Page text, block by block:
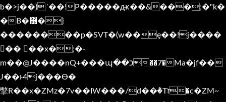
b�>j��)΄��!P�����ԫ��&���;�"k�
�B�޶�}
��������p�SVT�(w��ę��!j����
�� ��x�;�-
m��@J����nQ+���պ��כ��7�Ma�jf��
J��ͱ4j���Ѳ�
撆R��x�ZMz�7v��IW���/d��ٞ�Тז�c�ZM~